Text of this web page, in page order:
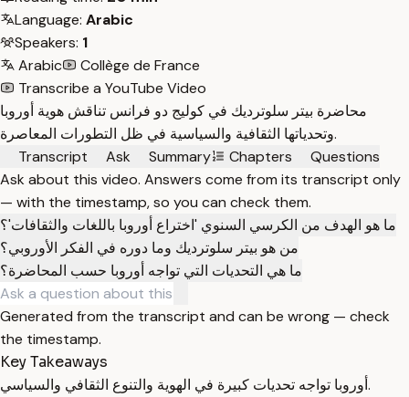
Language: Arabic
Speakers: 1
Arabic
Collège de France
Transcribe a YouTube Video
محاضرة بيتر سلوترديك في كوليج دو فرانس تناقش هوية أوروبا
وتحدياتها الثقافية والسياسية في ظل التطورات المعاصرة.
Transcript
Ask Summary Chapters
Questions
Ask about this video. Answers come from its transcript only
— with the timestamp, so you can check them.
ما هو الهدف من الكرسي السنوي 'اختراع أوروبا باللغات والثقافات'؟
من هو بيتر سلوترديك وما دوره في الفكر الأوروبي؟
ما هي التحديات التي تواجه أوروبا حسب المحاضرة؟
Generated from the transcript and can be wrong — check
the timestamp.
Key Takeaways
أوروبا تواجه تحديات كبيرة في الهوية والتنوع الثقافي والسياسي.